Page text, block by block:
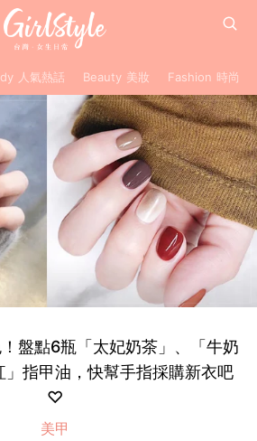
人氣熱話 Beauty 美妝 Fashion 時尚
盤點6瓶「太妃奶茶」、「牛奶
」指甲油，快幫手指採購新衣吧
♡
美甲